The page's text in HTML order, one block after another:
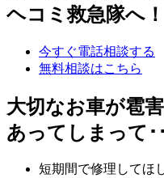
ヘコミ救急隊へ！
今すぐ電話相談する
無料相談はこちら
大切なお車が雹
あってしまって･
短期間で修理してほ